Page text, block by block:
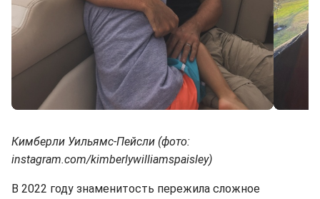
Кимберли Уильямс-Пейсли (фото:
instagram.com/kimberlywilliamspaisley)
В 2022 году знаменитость пережила сложное